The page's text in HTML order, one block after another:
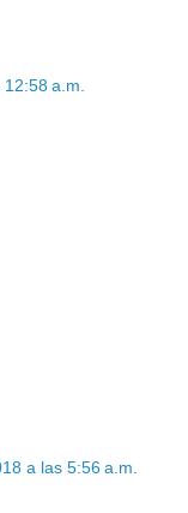
a.m.
a las 5:56 a.m.